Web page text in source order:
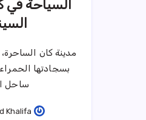
السياحة في
مدينة كان
بسجادتها
ساحل
Khalifa